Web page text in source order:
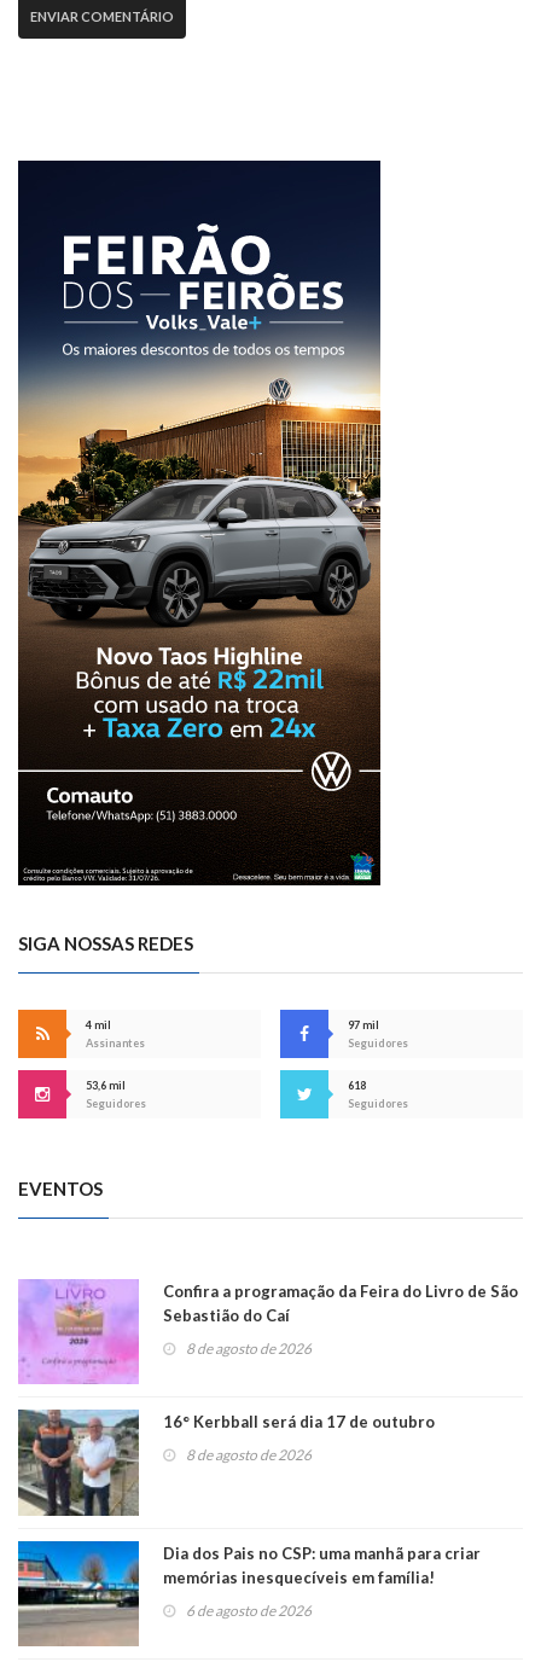
SIGA NOSSAS REDES
4 mil
Assinantes
97 mil
Seguidores
53,6 mil
Seguidores
618
Seguidores
EVENTOS
Confira a programação da Feira do Livro de São
Sebastião do Caí
8 de agosto de 2026
16° Kerbball será dia 17 de outubro
8 de agosto de 2026
Dia dos Pais no CSP: uma manhã para criar
memórias inesquecíveis em família!
6 de agosto de 2026